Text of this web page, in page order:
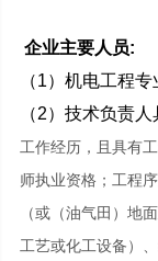
企业主要人员:
（1）机电工程
（2）技术负责
工作经历，且具有
师执业资格；工程
（或（油气田）地
工艺或化工设备）